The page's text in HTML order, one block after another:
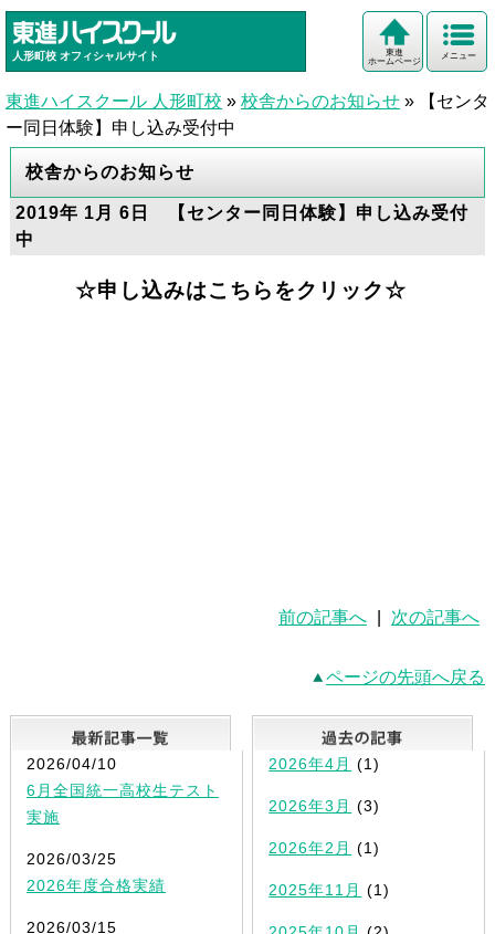
人形町校 オフィシャルサイト メニュー
東進
ホームページ
東進ハイスクール 人形町校 » 校舎からのお知らせ »
【センタ
ー同日体験】申し込み受付中
校舎からのお知らせ
2019年 1月 6日 【センター同日体験】申し込み受付
中
☆申し込みはこちらをクリック☆
前の記事へ 次の記事へ
ページの先頭へ戻る
最新記事一覧
2026/04/10
6月全国統一高校生テスト
実施
2026/03/25
2026年度合格実績
2026/03/15
2026年4月 (1)
2026年3月 (3)
2026年2月 (1)
2025年11月 (1)